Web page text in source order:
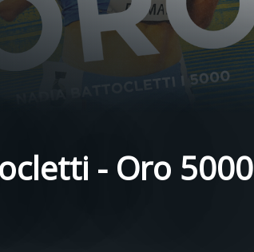
- Oro 5000